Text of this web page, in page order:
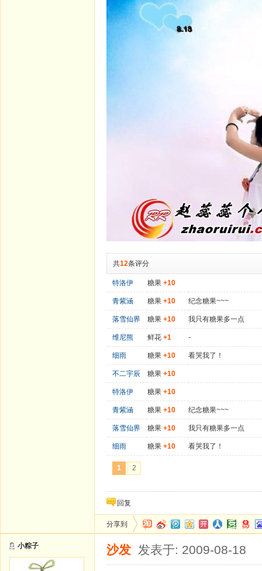
共12条评分
特洛伊 糖果 +10
青紫涵 糖果 +10 纪念糖果~~~
落雪仙界 糖果 +10 我只有糖果多一点
维尼熊 鲜花 +1 -
细雨 糖果 +10 看哭我了！
不二宇辰 糖果 +10
特洛伊 糖果 +10
青紫涵 糖果 +10 纪念糖果~~~
落雪仙界 糖果 +10 我只有糖果多一点
细雨 糖果 +10 看哭我了！
1 2
回复
分享到
小粽子 沙发 发表于: 2009-08-18